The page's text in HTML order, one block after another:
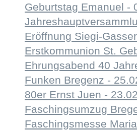
Geburtstag Emanuel -
Eröffnung Siegi-
Erstkommunion St.
Ehrungsabend 40
Funken Bregenz -
80er Ernst Juen -
Faschingsumzug
Faschingsmesse